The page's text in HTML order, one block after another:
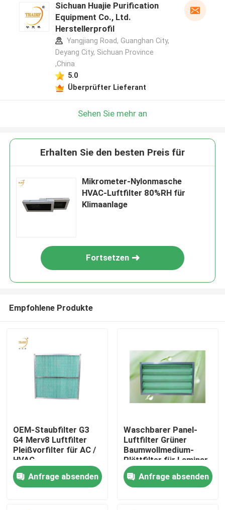
Haus
Sichuan Huajie Purification
Equipment Co., Ltd.
Herstellerprofil
Yangjiang Road, Guanghan City,
Deyang City, Sichuan Province
,China
5.0
Überprüfter Lieferant
Sehen Sie mehr an
Erhalten Sie den besten Preis für
Mikrometer-Nylonmasche
HVAC-Luftfilter 80%RH für
Klimaanlage
Fortsetzen
Empfohlene Produkte
OEM-Staubfilter G3
G4 Merv8 Luftfilter
Pleißvorfilter für AC /
HVAC
Anfrage absenden
Waschbarer Panel-
Luftfilter Grüner
Baumwollmedium-
Plättfilter für Laminar-
Flow-Hut
Anfrage absenden